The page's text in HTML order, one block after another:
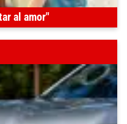
al amor"